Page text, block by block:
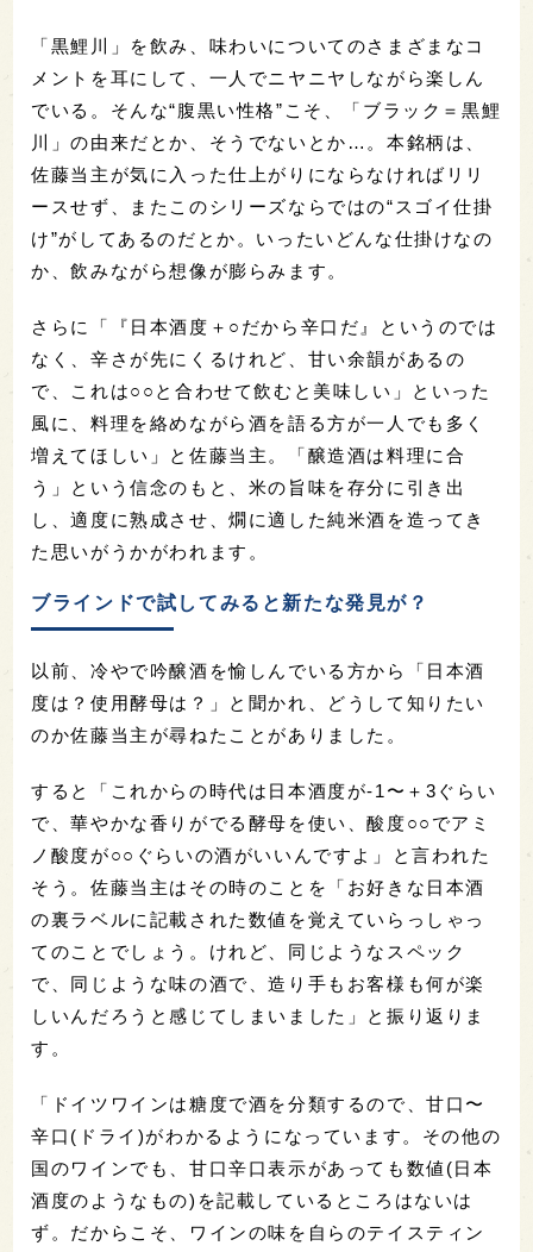
「黒鯉川」を飲み、味わいについてのさまざまなコ
メントを耳にして、一人でニヤニヤしながら楽しん
でいる。そんな“腹黒い性格”こそ、「ブラック＝黒鯉
川」の由来だとか、そうでないとか…。本銘柄は、
佐藤当主が気に入った仕上がりにならなければリリ
ースせず、またこのシリーズならではの“スゴイ仕掛
け”がしてあるのだとか。いったいどんな仕掛けなの
か、飲みながら想像が膨らみます。
さらに「『日本酒度＋○だから辛口だ』というのでは
なく、辛さが先にくるけれど、甘い余韻があるの
で、これは○○と合わせて飲むと美味しい」といった
風に、料理を絡めながら酒を語る方が一人でも多く
増えてほしい」と佐藤当主。「醸造酒は料理に合
う」という信念のもと、米の旨味を存分に引き出
し、適度に熟成させ、燗に適した純米酒を造ってき
た思いがうかがわれます。
ブラインドで試してみると新たな発見が？
以前、冷やで吟醸酒を愉しんでいる方から「日本酒
度は？使用酵母は？」と聞かれ、どうして知りたい
のか佐藤当主が尋ねたことがありました。
すると「これからの時代は日本酒度が-1〜＋3ぐらい
で、華やかな香りがでる酵母を使い、酸度○○でアミ
ノ酸度が○○ぐらいの酒がいいんですよ」と言われた
そう。佐藤当主はその時のことを「お好きな日本酒
の裏ラベルに記載された数値を覚えていらっしゃっ
てのことでしょう。けれど、同じようなスペック
で、同じような味の酒で、造り手もお客様も何が楽
しいんだろうと感じてしまいました」と振り返りま
す。
「ドイツワインは糖度で酒を分類するので、甘口〜
辛口(ドライ)がわかるようになっています。その他の
国のワインでも、甘口辛口表示があっても数値(日本
酒度のようなもの)を記載しているところはないは
ず。だからこそ、ワインの味を自らのテイスティン